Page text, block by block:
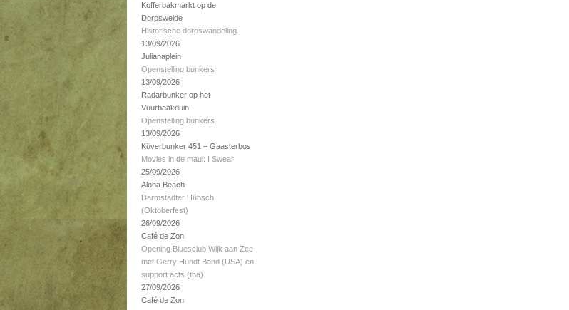
Kofferbakmarkt op de
Dorpsweide
Historische dorpswandeling
13/09/2026
Julianaplein
Openstelling bunkers
13/09/2026
Radarbunker op het
Vuurbaakduin.
Openstelling bunkers
13/09/2026
Küverbunker 451 – Gaasterbos
Movies in de maui: I Swear
25/09/2026
Aloha Beach
Darmstädter Hübsch
(Oktoberfest)
26/09/2026
Café de Zon
Opening Bluesclub Wijk aan Zee
met Gerry Hundt Band (USA) en
support acts (tba)
27/09/2026
Café de Zon